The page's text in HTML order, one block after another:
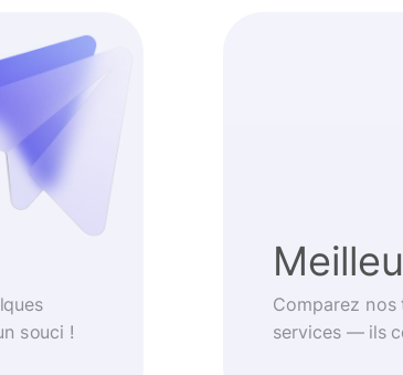
souci !
Comparez nos
services — ils